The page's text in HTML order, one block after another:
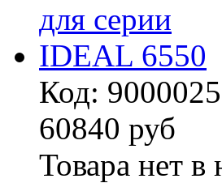
Код: 9000025
60840 руб
Товара нет в